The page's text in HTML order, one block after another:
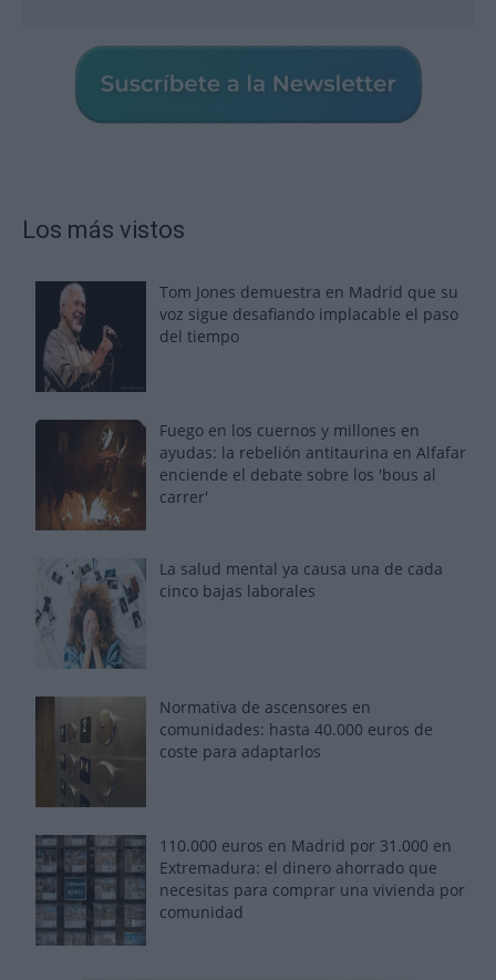
Los más vistos
Tom Jones demuestra en Madrid que su
voz sigue desafiando implacable el paso
del tiempo
Fuego en los cuernos y millones en
ayudas: la rebelión antitaurina en Alfafar
enciende el debate sobre los 'bous al
carrer'
La salud mental ya causa una de cada
cinco bajas laborales
Normativa de ascensores en
comunidades: hasta 40.000 euros de
coste para adaptarlos
110.000 euros en Madrid por 31.000 en
Extremadura: el dinero ahorrado que
necesitas para comprar una vivienda por
comunidad